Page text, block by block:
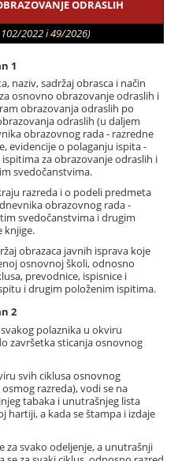
ODRASLIH
2022 i 49/2026)
1
naziv, sadržaj obrasca i način
osnovno obrazovanje odraslih i
obrazovanja odraslih po
odraslih (u daljem
obrazovnog rada - razredne
evidencije o polaganju ispita -
za obrazovanje odraslih i
svedočanstvima.
razreda i o podeli predmeta
obrazovnog rada -
svedočanstvima i drugim
knjige.
obrazaca javnih isprava koje
osnovnoj školi, odnosno
prevodnice, ispisnice i
i drugim položenim ispitima.
2
polaznika u okviru
završetka sticanja osnovnog
svih ciklusa osnovnog
razreda), vodi se na
tabaka i unutrašnjeg lista
hartiji, a kada se štampa i izdaje
za svako odeljenje, a unutrašnji